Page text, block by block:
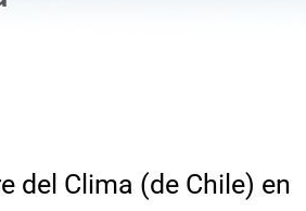
del Clima (de Chile) en